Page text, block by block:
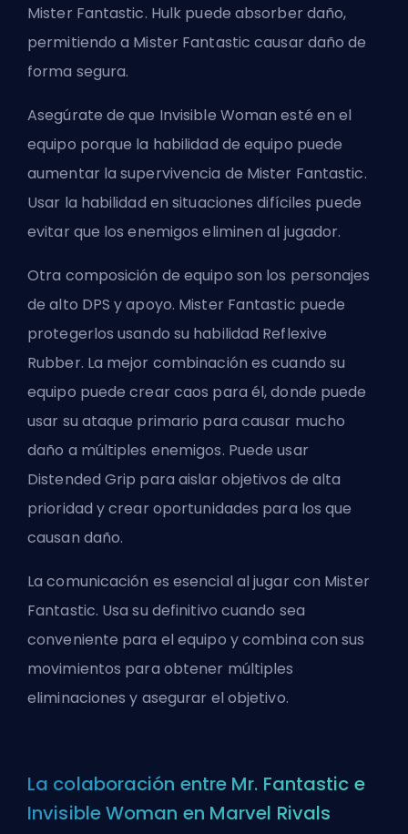
Mister Fantastic. Hulk puede absorber daño,
permitiendo a Mister Fantastic causar daño de
forma segura.
Asegúrate de que Invisible Woman esté en el
equipo porque la habilidad de equipo puede
aumentar la supervivencia de Mister Fantastic.
Usar la habilidad en situaciones difíciles puede
evitar que los enemigos eliminen al jugador.
Otra composición de equipo son los personajes
de alto DPS y apoyo. Mister Fantastic puede
protegerlos usando su habilidad Reflexive
Rubber. La mejor combinación es cuando su
equipo puede crear caos para él, donde puede
usar su ataque primario para causar mucho
daño a múltiples enemigos. Puede usar
Distended Grip para aislar objetivos de alta
prioridad y crear oportunidades para los que
causan daño.
La comunicación es esencial al jugar con Mister
Fantastic. Usa su definitivo cuando sea
conveniente para el equipo y combina con sus
movimientos para obtener múltiples
eliminaciones y asegurar el objetivo.
La colaboración entre Mr. Fantastic e
Invisible Woman en Marvel Rivals